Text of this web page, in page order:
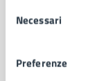
delNecessari
Preferenze
Organi di governo
Uffici